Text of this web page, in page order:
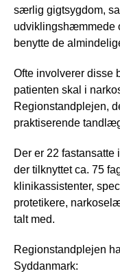
særlig gigtsygdom,
udviklingshæmmede
benytte de
Ofte involverer disse
patienten skal i
Regionstandplejen,
praktiserende
Der er 22
der tilknyttet ca. 75
klinikassistenter,
protetikere,
talt med.
Regionstandplejen
Syddanmark: